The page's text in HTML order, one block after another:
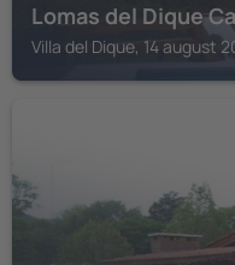
Lomas del Dique
Villa del Dique, 14 august